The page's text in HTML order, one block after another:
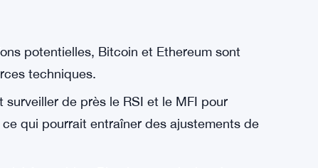
indique un avantage haussier du
posant des risques de correction